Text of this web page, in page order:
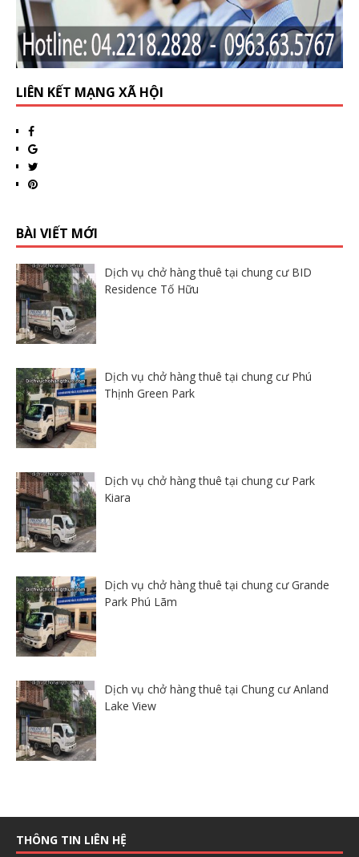
LIÊN KẾT MẠNG XÃ HỘI
BÀI VIẾT MỚI
Dịch vụ chở hàng thuê tại chung cư BID
Residence Tố Hữu
Dịch vụ chở hàng thuê tại chung cư Phú
Thịnh Green Park
Dịch vụ chở hàng thuê tại chung cư Park
Kiara
Dịch vụ chở hàng thuê tại chung cư Grande
Park Phú Lãm
Dịch vụ chở hàng thuê tại Chung cư Anland
Lake View
THÔNG TIN LIÊN HỆ